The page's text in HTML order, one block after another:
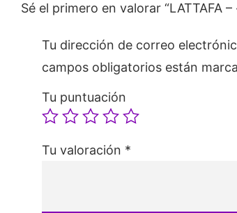
Sé el primero en valorar “LATTAFA
Tu dirección de correo
campos obligatorios están
Tu puntuación
Tu valoración *